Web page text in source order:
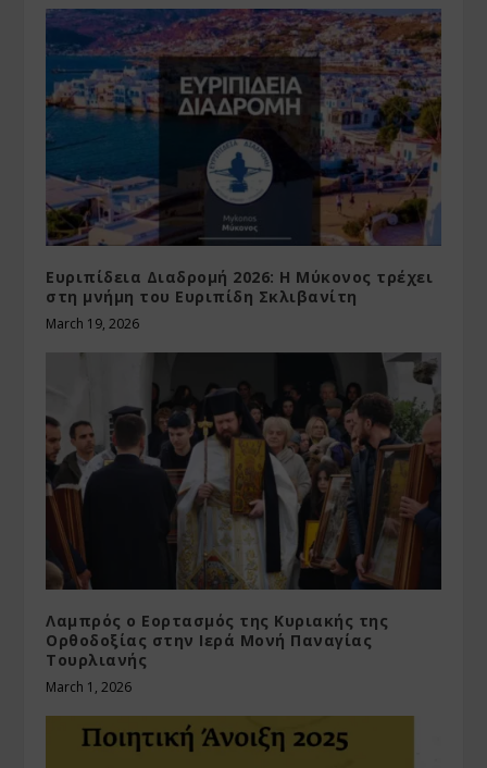
Ευριπίδεια Διαδρομή 2026: Η Μύκονος τρέχει
στη μνήμη του Ευριπίδη Σκλιβανίτη
March 19, 2026
Λαμπρός ο Εορτασμός της Κυριακής της
Ορθοδοξίας στην Ιερά Μονή Παναγίας
Τουρλιανής
March 1, 2026